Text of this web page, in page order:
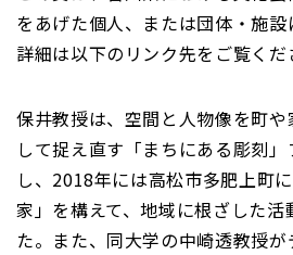
をあげた個人、または団体・施設
詳細は以下のリンク先をご覧くだ
保井教授は、空間と人物像を町
して捉え直す「まちにある彫刻
し、2018年には高松市多肥上町
家」を構えて、地域に根ざした活
た。また、同大学の中崎透教授